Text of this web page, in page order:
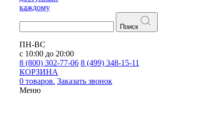
каждому
Поиск
ПН-ВС
с 10:00 до 20:00
8 (800) 302-77-06 8 (499) 348-15-11
КОРЗИНА
0 товаров. Заказать звонок
Меню